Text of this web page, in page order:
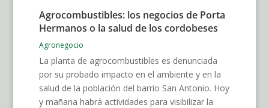
Agrocombustibles: los negocios de Porta
Hermanos o la salud de los cordobeses
Agronegocio
La planta de agrocombustibles es denunciada
por su probado impacto en el ambiente y en la
salud de la población del barrio San Antonio. Hoy
y mañana habrá actividades para visibilizar la